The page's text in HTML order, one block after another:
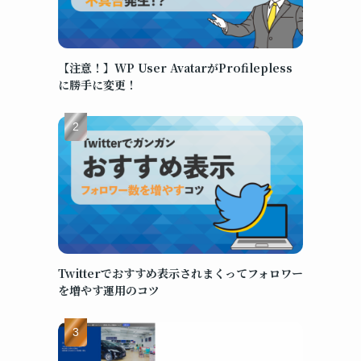
【注意！】WP User AvatarがProfilepless
に勝手に変更！
Twitterでおすすめ表示されまくってフォロワー
を増やす運用のコツ